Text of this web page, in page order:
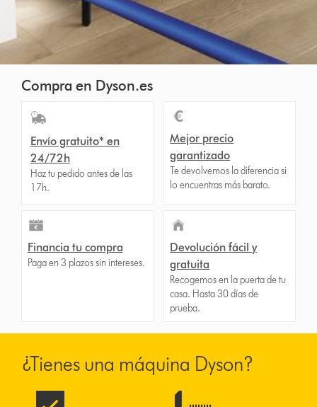
Compra en Dyson.es
Envío gratuito* en
24/72h
Haz tu pedido antes de las
17h.
Mejor precio
garantizado
Te devolvemos la diferencia si
lo encuentras más barato.
Financia tu compra
Paga en 3 plazos sin intereses.
Devolución fácil y
gratuita
Recogemos en la puerta de tu
casa. Hasta 30 días de
prueba.
¿Tienes una máquina Dyson?